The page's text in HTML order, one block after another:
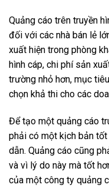
Quảng cáo trên truyền
đối với các nhà bán lẻ
xuất hiện trong phòng
hình cáp, chi phí sản
trường nhỏ hơn, mục
chọn khả thi cho các
Để tạo một quảng cáo
phải có một kịch bản
dẫn. Quảng cáo cũng
và vì lý do này mà tốt
của một công ty quảng